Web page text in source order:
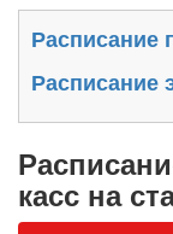
Расписание
Расписание
касс на